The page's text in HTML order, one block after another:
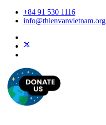
+84 91 530 1116
info@thienvanvietnam.org